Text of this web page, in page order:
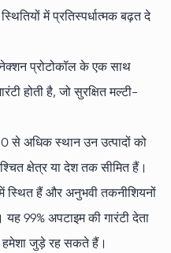
में प्रतिस्पर्धात्मक बढ़त दे
प्रोटोकॉल के एक साथ
होती है, जो सुरक्षित मल्टी-
से अधिक स्थान उन उत्पादों को
क्षेत्र या देश तक सीमित हैं।
स्थित हैं और अनुभवी तकनीशियनों
यह 99% अपटाइम की गारंटी देता
जुड़े रह सकते हैं।